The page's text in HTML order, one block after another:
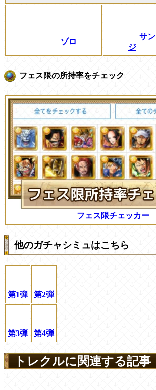
ゾロ
サン
ジ
フェス限の所持率をチェック
フェス限チェッカー
他のガチャシミュはこちら
第1弾 第2弾
第3弾 第4弾
トレクルに関連する記事